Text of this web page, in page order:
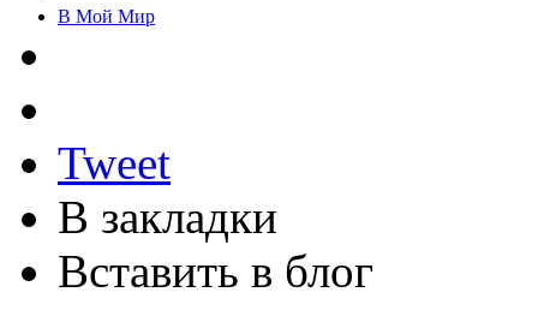
В Мой Мир
Tweet
В закладки
Вставить в блог